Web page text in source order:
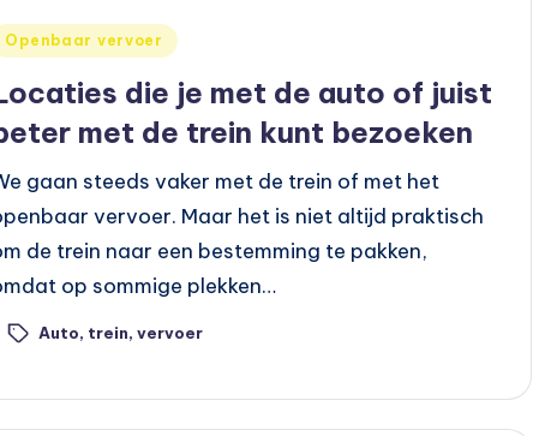
Openbaar vervoer
die je met de auto of juist
met de trein kunt bezoeken
gaan steeds vaker met de trein of met het
vervoer. Maar het is niet altijd praktisch
de trein naar een bestemming te pakken,
op sommige plekken…
Auto, trein, vervoer